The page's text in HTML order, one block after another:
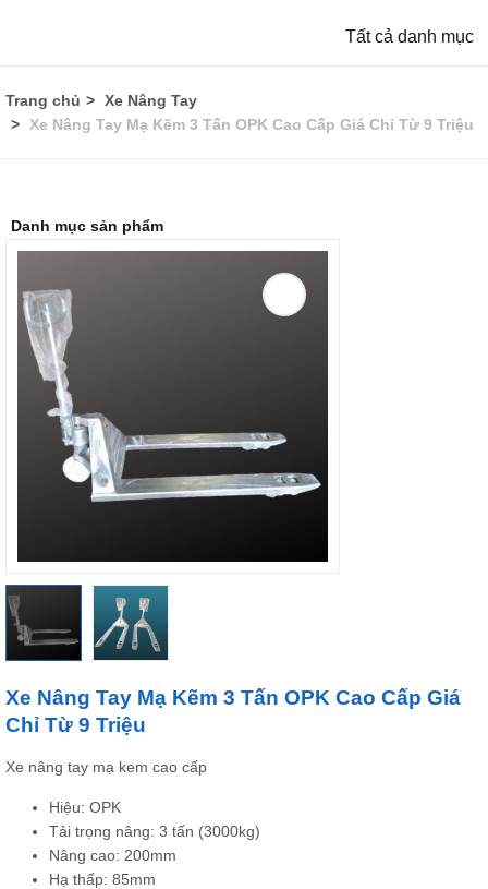
Tất cả danh mục
Trang chủ
Xe Nâng Tay
Xe Nâng Tay Mạ Kẽm 3 Tấn OPK Cao Cấp Giá Chỉ Từ 9 Triệu
Danh mục sản phẩm
Xe Nâng Tay Mạ Kẽm 3 Tấn OPK Cao Cấp Giá
Chỉ Từ 9 Triệu
Xe nâng tay mạ kem cao cấp
Hiệu: OPK
Tải trọng nâng: 3 tấn (3000kg)
Nâng cao: 200mm
Hạ thấp: 85mm